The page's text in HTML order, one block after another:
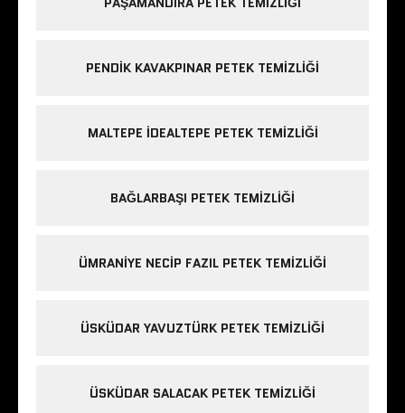
PENDIK KAVAKPINAR PETEK TEMIZLIĞI
MALTEPE IDEALTEPE PETEK TEMIZLIĞI
BAĞLARBAŞI PETEK TEMIZLIĞI
ÜMRANIYE NECIP FAZIL PETEK TEMIZLIĞI
ÜSKÜDAR YAVUZTÜRK PETEK TEMIZLIĞI
ÜSKÜDAR SALACAK PETEK TEMIZLIĞI